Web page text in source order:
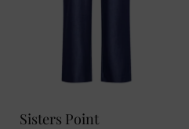
Sisters Point